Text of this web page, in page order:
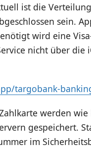
ist die
sein.
wird eine
nicht über die
targobank-
werden
gespeichert.
im